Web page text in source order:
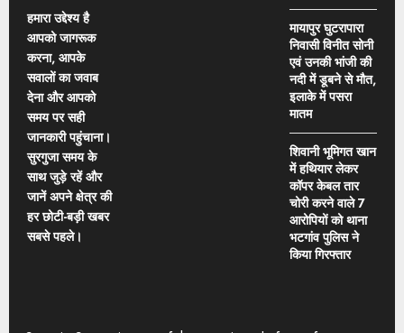
हमारा उद्देश्य है
आपको जागरूक
करना, आपके
सवालों का जवाब
देना और आपको
समय पर सही
जानकारी पहुंचाना।
सुरगुजा समय के
साथ जुड़े रहें और
जानें अपने क्षेत्र की
हर छोटी-बड़ी खबर
सबसे पहले।
मायापुर घुटरापारा
निवासी विनीत सोनी
एवं उनकी भांजी की
नदी में डूबने से मौत,
इलाके में पसरा
मातम
शिवानी भूमिगत खान
में हथियार लेकर
कॉपर केबल तार
चोरी करने वाले 7
आरोपियों को थाना
भटगांव पुलिस ने
किया गिरफ्तार